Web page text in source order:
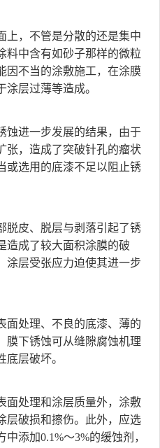
上，不管是分散的还是集中
料中含有如砂子那样的微粒
因不当的涂敷施工，在涂膜
层过薄等造成。
蚀进一步发展的结果，由于
张，造成了突破针孔的瘤状
或选用的底漆不足以阻止锈
脱皮、脱层与剥落引起了锈
造成了较大面积涂膜的破
涂层受张应力迫使其进一步
面处理、不良的底漆、薄的
膜下锈蚀可从缝隙腐蚀机理
底层破坏。
面处理和涂层质量外，涂敷
层破损和擦伤。此外，应选
添加0.1%～3%的缓蚀剂，